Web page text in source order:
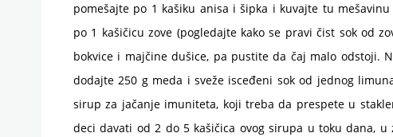
pomešajte po 1 kašiku anisa i šipka i kuvajte tu
po 1 kašičicu zove (pogledajte kako se pravi čist sok od
bokvice i majčine dušice, pa pustite da čaj malo odstoji.
dodajte 250 g meda i sveže isceđeni sok od jednog
sirup za jačanje imuniteta, koji treba da prespete u
deci davati od 2 do 5 kašičica ovog sirupa u toku dana,